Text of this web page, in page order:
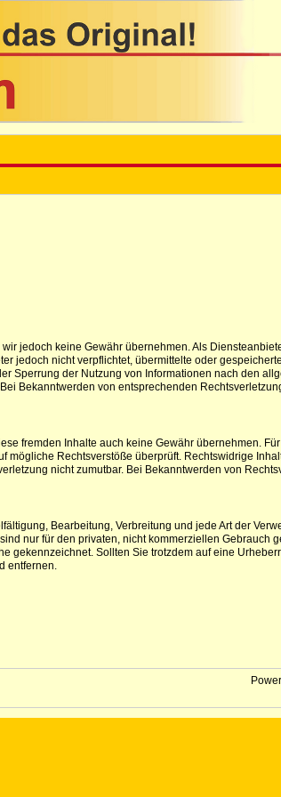
jedoch keine Gewähr übernehmen. Als
jedoch nicht verpflichtet, übermittelte oder
Sperrung der Nutzung von Informationen nach den
Bekanntwerden von entsprechenden
fremden Inhalte auch keine Gewähr übernehmen.
Rechtsverstöße überprüft. Rechtswidrige
nicht zumutbar. Bei Bekanntwerden von
Bearbeitung, Verbreitung und jede Art der
nur für den privaten, nicht kommerziellen Gebrauch
gekennzeichnet. Sollten Sie trotzdem auf eine
entfernen.